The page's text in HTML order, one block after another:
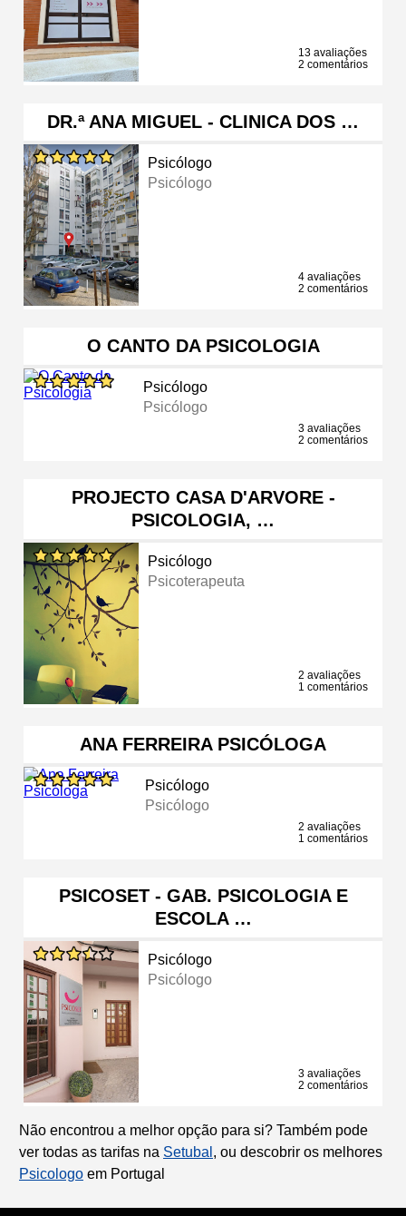
13 avaliações
2 comentários
DR.ª ANA MIGUEL - CLINICA DOS …
Psicólogo
Psicólogo
4 avaliações
2 comentários
O CANTO DA PSICOLOGIA
Psicólogo
Psicólogo
3 avaliações
2 comentários
PROJECTO CASA D'ARVORE -
PSICOLOGIA, …
Psicólogo
Psicoterapeuta
2 avaliações
1 comentários
ANA FERREIRA PSICÓLOGA
Psicólogo
Psicólogo
2 avaliações
1 comentários
PSICOSET - GAB. PSICOLOGIA E
ESCOLA …
Psicólogo
Psicólogo
3 avaliações
2 comentários
Não encontrou a melhor opção para si? Também pode
ver todas as tarifas na Setubal , ou descobrir os melhores
Psicologo em Portugal